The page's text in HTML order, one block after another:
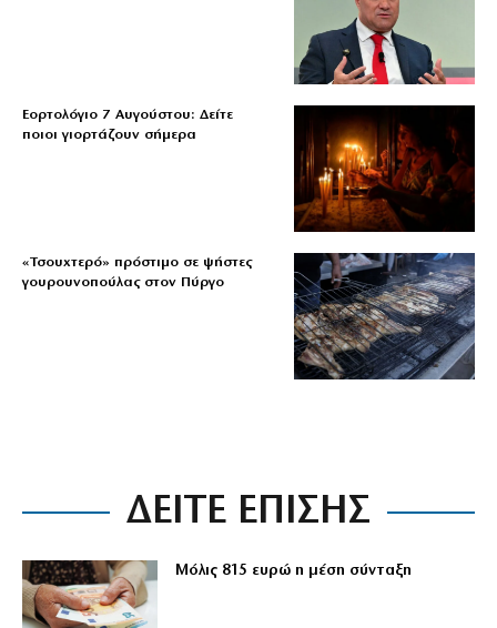
Εορτολόγιο 7 Αυγούστου: Δείτε
ποιοι γιορτάζουν σήμερα
«Τσουχτερό» πρόστιμο σε ψήστες
γουρουνοπούλας στον Πύργο
ΔΕΙΤΕ ΕΠΙΣΗΣ
Μόλις 815 ευρώ η μέση σύνταξη